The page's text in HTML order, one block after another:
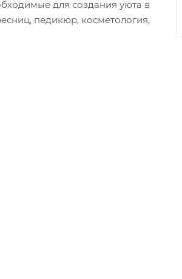
для создания уюта в
педикюр, косметология,